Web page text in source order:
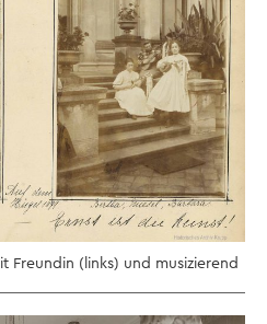
Freundin (links) und musizierend